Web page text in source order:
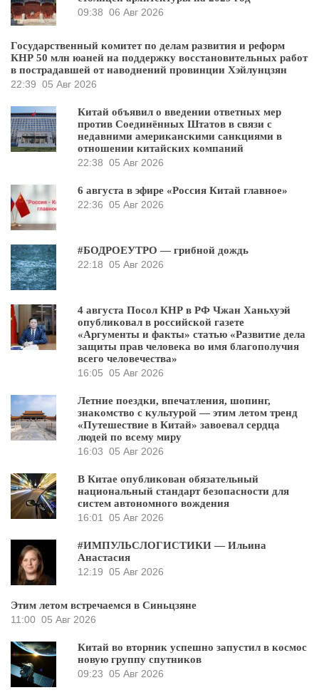
09:38 06 Авг 2026
Государственный комитет по делам развития и реформ
КНР 50 млн юаней на поддержку восстановительных работ
в пострадавшей от наводнений провинции Хэйлунцзян
22:39 05 Авг 2026
Китай объявил о введении ответных мер
против Соединённых Штатов в связи с
недавними американскими санкциями в
отношении китайских компаний
22:38 05 Авг 2026
6 августа в эфире «Россия Китай главное»
22:36 05 Авг 2026
#БОДРОЕУТРО — грибной дождь
22:18 05 Авг 2026
4 августа Посол КНР в РФ Чжан Ханьхуэй
опубликовал в российской газете
«Аргументы и факты» статью «Развитие дела
защиты прав человека во имя благополучия
всего человечества»
16:05 05 Авг 2026
Летние поездки, впечатления, шопинг,
знакомство с культурой — этим летом тренд
«Путешествие в Китай» завоевал сердца
людей по всему миру
16:03 05 Авг 2026
В Китае опубликован обязательный
национальный стандарт безопасности для
систем автономного вождения
16:01
05 Авг 2026
#ИМПУЛЬСЛОГИСТИКИ — Ильина
Анастасия
12:19 05 Авг 2026
Этим летом встречаемся в Синьцзяне
11:00 05 Авг 2026
Китай во вторник успешно запустил в космос
новую группу спутников
09:23 05 Авг 2026